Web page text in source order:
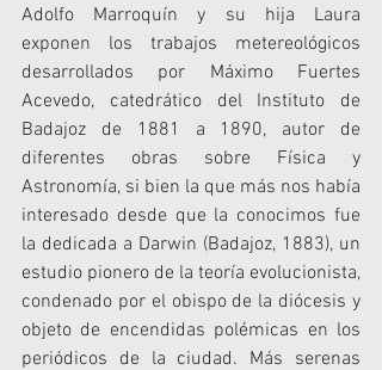
Adolfo Marroquín y su hija Laura
exponen los trabajos metereológicos
desarrollados por Máximo Fuertes
Acevedo, catedrático del Instituto de
Badajoz de 1881 a 1890, autor de
diferentes obras sobre Física y
Astronomía, si bien la que más nos había
interesado desde que la conocimos fue
la dedicada a Darwin (Badajoz, 1883), un
estudio pionero de la teoría evolucionista,
condenado por el obispo de la diócesis y
objeto de encendidas polémicas en los
periódicos de la ciudad. Más serenas